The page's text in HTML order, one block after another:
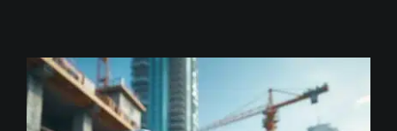
NOTRE MÉTHODE
ACTUALITÉS